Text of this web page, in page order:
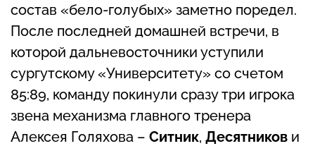
состав «бело-голубых» заметно поредел.
После последней домашней встречи, в
которой дальневосточники уступили
сургутскому «Университету» со счетом
85:89, команду покинули сразу три игрока
звена механизма главного тренера
Алексея Голяхова – Ситник, Десятников и